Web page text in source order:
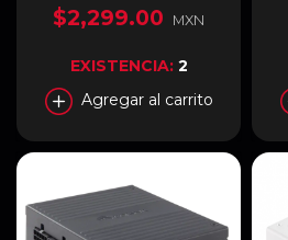
| Compatible con ATX 3.1 |
Negro | CP-9020285-NA
$2,299.00 MXN
EXISTENCIA: 2
Agregar al carrito